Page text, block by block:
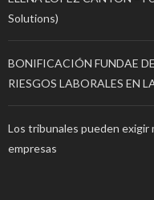
Solutions)
BONIFICACIÓN FUNDAE
RIESGOS LABORALES EN
Los tribunales pueden exigir
empresas